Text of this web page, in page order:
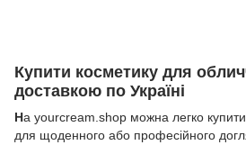
Купити косметику для
доставкою по Україні
На yourcream.shop можна легко
для щоденного або професійного